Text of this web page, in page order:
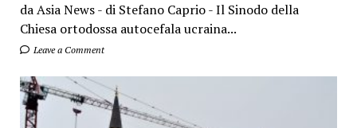
da Asia News - di Stefano Caprio - Il Sinodo della
Chiesa ortodossa autocefala ucraina...
Leave a Comment